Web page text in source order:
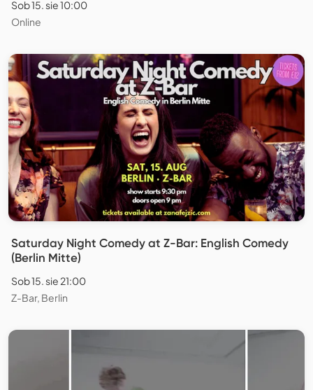
Sob 15. sie 10:00
Online
Saturday Night Comedy at Z-Bar: English Comedy
(Berlin Mitte)
Sob 15. sie 21:00
Z-Bar, Berlin